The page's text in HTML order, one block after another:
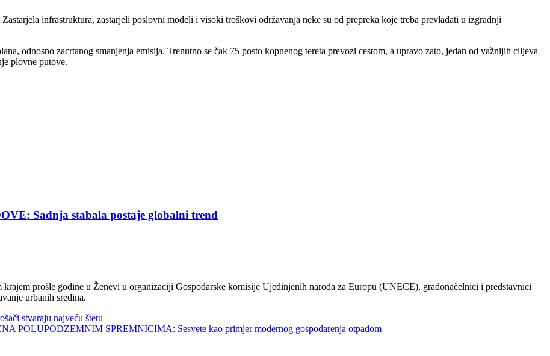
infrastruktura, zastarjeli poslovni modeli i visoki troškovi održavanja neke su od prepreka koje treba prevladati u izgradnji
odnosno zacrtanog smanjenja emisija. Trenutno se čak 75 posto kopnenog tereta prevozi cestom, a upravo zato, jedan od važnijih ciljeva
plovne putove.
Sadnja stabala postaje globalni trend
prošle godine u Ženevi u organizaciji Gospodarske komisije Ujedinjenih naroda za Europu (UNECE), gradonačelnici i predstavnici
urbanih sredina.
stvaraju najveću štetu
POLUPODZEMNIM SPREMNICIMA: Sesvete kao primjer modernog gospodarenja otpadom